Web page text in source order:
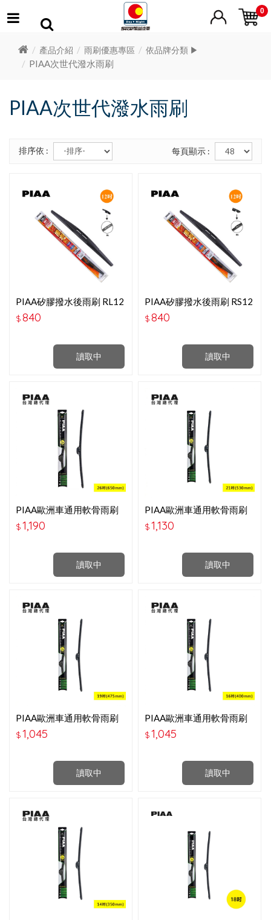
0
產品介紹 雨刷優惠專區 依品牌分類 ▶
PIAA次世代潑水雨刷
PIAA次世代潑水雨刷
排序依 : 每頁顯示 :
讀取中
PIAA矽膠撥水後雨刷 RL12
＂ WSU30RL
$840
讀取中
PIAA矽膠撥水後雨刷 RS12
＂ WSU30RS
$840
讀取中
PIAA歐洲車通用軟骨雨刷
26＂P97065B
$1,190
讀取中
PIAA歐洲車通用軟骨雨刷
21吋-P97053B
$1,130
讀取中
PIAA歐洲車通用軟骨雨刷
19P吋-97048B
$1,045
讀取中
PIAA歐洲車通用軟骨雨刷
16吋-P97040B
$1,045